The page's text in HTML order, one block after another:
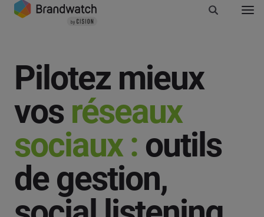
Pilotez mieux
vos réseaux
sociaux : outils
de gestion,